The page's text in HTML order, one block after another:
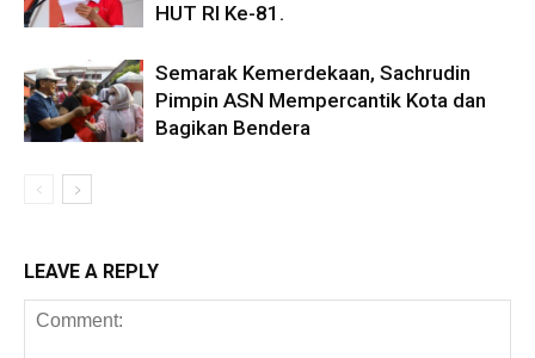
HUT RI Ke-81.
Semarak Kemerdekaan, Sachrudin
Pimpin ASN Mempercantik Kota dan
Bagikan Bendera
LEAVE A REPLY